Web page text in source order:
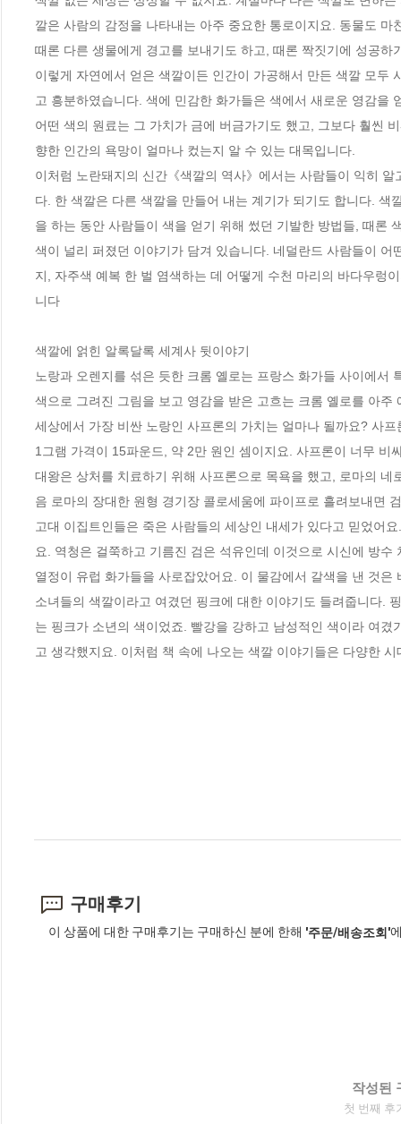
깔은 사람의 감정을 나타내는 아주 중요한 통로이지요. 동물도
때론 다른 생물에게 경고를 보내기도 하고, 때론 짝짓기에 성공하
이렇게 자연에서 얻은 색깔이든 인간이 가공해서 만든 색깔 모두
고 흥분하였습니다. 색에 민감한 화가들은 색에서 새로운 영감을
어떤 색의 원료는 그 가치가 금에 버금가기도 했고, 그보다 훨씬
향한 인간의 욕망이 얼마나 컸는지 알 수 있는 대목입니다.
이처럼 노란돼지의 신간《색깔의 역사》에서는 사람들이 익히
다. 한 색깔은 다른 색깔을 만들어 내는 계기가 되기도 합니다.
을 하는 동안 사람들이 색을 얻기 위해 썼던 기발한 방법들, 때론
색이 널리 퍼졌던 이야기가 담겨 있습니다. 네덜란드 사람들이
지, 자주색 예복 한 벌 염색하는 데 어떻게 수천 마리의 바다우
니다
색깔에 얽힌 알록달록 세계사 뒷이야기
노랑과 오렌지를 섞은 듯한 크롬 옐로는 프랑스 화가들 사이에
색으로 그려진 그림을 보고 영감을 받은 고흐는 크롬 옐로를 아
세상에서 가장 비싼 노랑인 사프론의 가치는 얼마나 될까요? 사
1그램 가격이 15파운드, 약 2만 원인 셈이지요. 사프론이 너무
대왕은 상처를 치료하기 위해 사프론으로 목욕을 했고, 로마의
음 로마의 장대한 원형 경기장 콜로세움에 파이프로 흘려보내면
고대 이집트인들은 죽은 사람들의 세상인 내세가 있다고 믿었어
요. 역청은 걸쭉하고 기름진 검은 석유인데 이것으로 시신에 방
열정이 유럽 화가들을 사로잡았어요. 이 물감에서 갈색을 낸 것은
소녀들의 색깔이라고 여겼던 핑크에 대한 이야기도 들려줍니다.
는 핑크가 소년의 색이었죠. 빨강을 강하고 남성적인 색이라 여
고 생각했지요. 이처럼 책 속에 나오는 색깔 이야기들은 다양한
구매후기
이 상품에 대한 구매후기는 구매하신 분에 한해 '주문/배송조회'
작성된
첫 번째 후